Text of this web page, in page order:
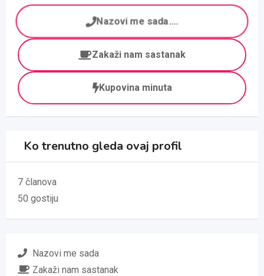
Nazovi me sada....
Zakaži nam sastanak
Kupovina minuta
Ko trenutno gleda ovaj profil
7 članova
50 gostiju
Nazovi me sada
Zakaži nam sastanak